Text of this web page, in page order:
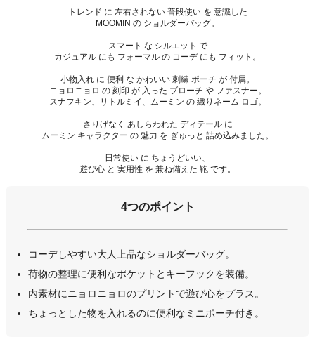
トレンド に 左右されない 普段使い を 意識した
MOOMIN の ショルダーバッグ。
スマート な シルエット で
カジュアル にも フォーマル の コーデ にも フィット。
小物入れ に 便利 な かわいい 刺繍 ポーチ が 付属。
ニョロニョロ の 刻印 が 入った ブローチ や ファスナー。
スナフキン、リトルミイ、ムーミン の 織りネーム ロゴ。
さりげなく あしらわれた ディテール に
ムーミン キャラクター の 魅力 を ぎゅっと 詰め込みました。
日常使い に ちょうどいい、
遊び心 と 実用性 を 兼ね備えた 鞄 です。
4つのポイント
コーデしやすい大人上品なショルダーバッグ。
荷物の整理に便利なポケットとキーフックを装備。
内素材にニョロニョロのプリントで遊び心をプラス。
ちょっとした物を入れるのに便利なミニポーチ付き。